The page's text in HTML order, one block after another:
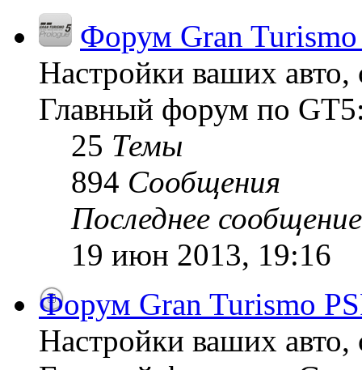
Форум Gran
Настройки ваших авто,
Главный форум по
25 Темы
894 Сообщения
Последнее сообщение
19 июн 2013, 19:16
Форум Gran Turismo
Настройки ваших авто,